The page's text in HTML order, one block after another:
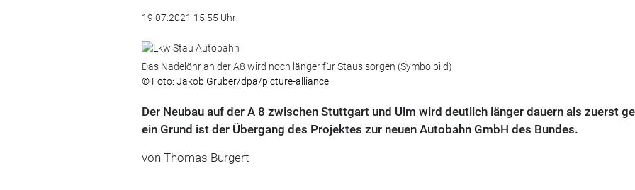
19.07.2021 15:55 Uhr
Das Nadelöhr an der A8 wird noch länger für Staus sorgen (Symbolbild)
© Foto: Jakob Gruber/dpa/picture-alliance
Der Neubau auf der A 8 zwischen Stuttgart und Ulm wird deutlich länger dauern als zuerst
ein Grund ist der Übergang des Projektes zur neuen Autobahn GmbH des Bundes.
von Thomas Burgert